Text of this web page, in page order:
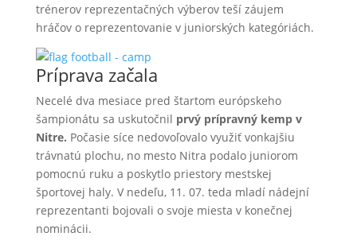
trénerov reprezentačných výberov teší záujem
hráčov o reprezentovanie v juniorských kategóriách.
Príprava začala
Necelé dva mesiace pred štartom európskeho
šampionátu sa uskutočnil prvý prípravný kemp v
Nitre. Počasie síce nedovoľovalo využiť vonkajšiu
trávnatú plochu, no mesto Nitra podalo juniorom
pomocnú ruku a poskytlo priestory mestskej
športovej haly. V nedeľu, 11. 07. teda mladí nádejní
reprezentanti bojovali o svoje miesta v konečnej
nominácii.